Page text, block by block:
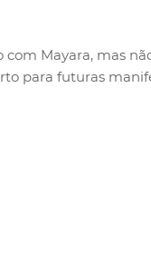
Mayara, mas
para futuras